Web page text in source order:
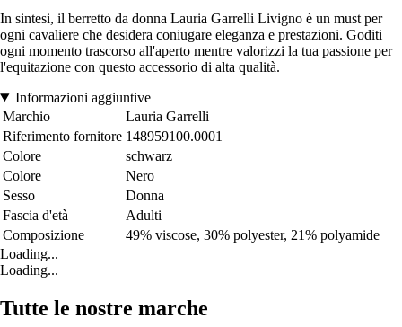
In sintesi, il berretto da donna Lauria Garrelli Livigno è un must per
ogni cavaliere che desidera coniugare eleganza e prestazioni. Goditi
ogni momento trascorso all'aperto mentre valorizzi la tua passione per
l'equitazione con questo accessorio di alta qualità.
Informazioni aggiuntive
Marchio
Lauria Garrelli
Riferimento fornitore 148959100.0001
Colore
schwarz
Colore
Nero
Sesso
Donna
Fascia d'età
Adulti
Composizione
49% viscose, 30% polyester, 21% polyamide
Loading...
Loading...
Tutte le nostre marche